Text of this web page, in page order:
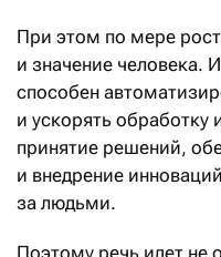
При этом по мере
и значение человека.
способен
и ускорять
принятие решений,
и внедрение
за людьми.